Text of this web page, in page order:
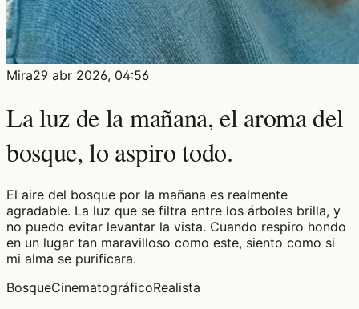
Mira29 abr 2026, 04:56
La luz de la mañana, el aroma del
bosque, lo aspiro todo.
El aire del bosque por la mañana es realmente
agradable. La luz que se filtra entre los árboles brilla, y
no puedo evitar levantar la vista. Cuando respiro hondo
en un lugar tan maravilloso como este, siento como si
mi alma se purificara.
BosqueCinematográficoRealista